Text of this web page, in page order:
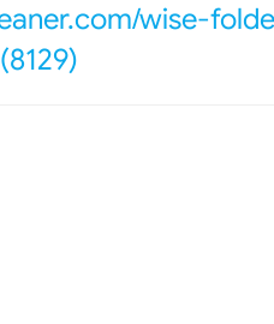
wise-